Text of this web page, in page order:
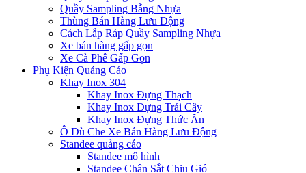
Quầy Sampling Bằng Nhựa
Thùng Bán Hàng Lưu Động
Cách Lắp Ráp Quầy Sampling Nhựa
Xe bán hàng gấp gọn
Xe Cà Phê Gấp Gọn
Phụ Kiện Quảng Cáo
Khay Inox 304
Khay Inox Đựng Thạch
Khay Inox Đựng Trái Cây
Khay Inox Đựng Thức Ăn
Ô Dù Che Xe Bán Hàng Lưu Động
Standee quảng cáo
Standee mô hình
Standee Chân Sắt Chịu Gió